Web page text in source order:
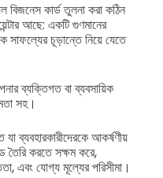
বিজনেস কার্ড তুলনা করা কঠিন
আছে: একটি গুণমানের
চূড়ান্তে নিয়ে যেতে
ব্যক্তিগত বা ব্যবসায়িক
সহ।
ব্যবহারকারীদেরকে আকর্ষণীয়
করতে সক্ষম করে,
এবং যোগ্য মূল্যের পরিসীমা।